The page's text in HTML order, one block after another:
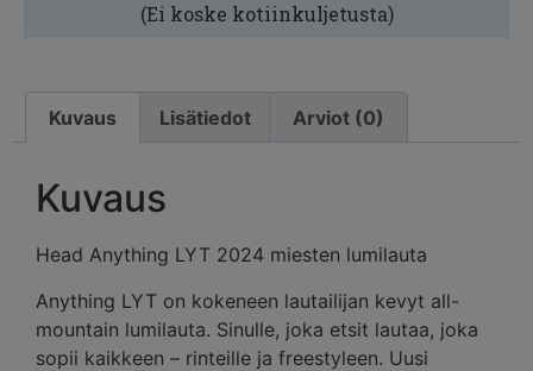
(Ei koske kotiinkuljetusta)
Kuvaus Lisätiedot Arviot (0)
Kuvaus
Head Anything LYT 2024 miesten lumilauta
Anything LYT on kokeneen lautailijan kevyt all-
mountain lumilauta. Sinulle, joka etsit lautaa, joka
sopii kaikkeen – rinteille ja freestyleen. Uusi